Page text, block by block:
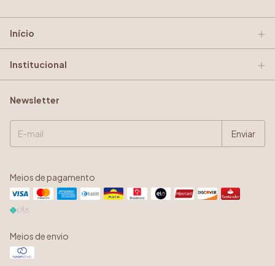
Início
Institucional
Newsletter
Meios de pagamento
Meios de envio